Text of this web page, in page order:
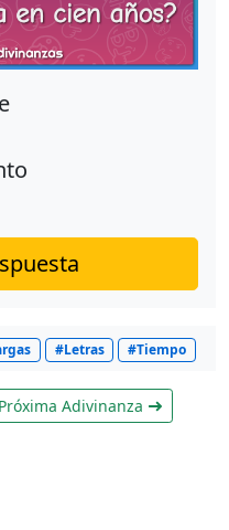
#Letras #Tiempo
Próxima Adivinanza